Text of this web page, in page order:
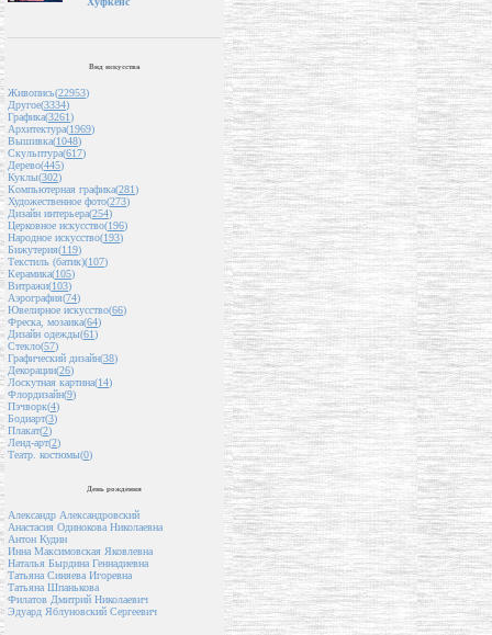
Вид искусства
Живопись(22953)
Другое(3334)
Графика(3261)
Архитектура(1969)
Вышивка(1048)
Скульптура(617)
Дерево(445)
Куклы(302)
Компьютерная графика(281)
Художественное фото(273)
Дизайн интерьера(254)
Церковное искусство(196)
Народное искусство(193)
Бижутерия(119)
Текстиль (батик)(107)
Керамика(105)
Витражи(103)
Аэрография(74)
Ювелирное искусство(66)
Фреска, мозаика(64)
Дизайн одежды(61)
Стекло(57)
Графический дизайн(38)
Декорации(26)
Лоскутная картина(14)
Флордизайн(9)
Пэчворк(4)
Бодиарт(3)
Плакат(2)
Ленд-арт(2)
Театр. костюмы(0)
День рождения
Александр Александровский
Анастасия Одинокова Николаевна
Антон Кудин
Инна Максимовская Яковлевна
Наталья Бырдина Геннадиевна
Татьяна Синяева Игоревна
Татьяна Шпанькова
Филатов Дмитрий Николаевич
Эдуард Яблуновский Сергеевич